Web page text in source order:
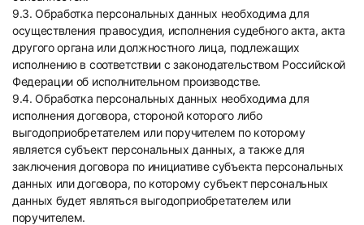
9.3. Обработка персональных данных необходима для
осуществления правосудия, исполнения судебного акта, акта
другого органа или должностного лица, подлежащих
исполнению в соответствии с законодательством Российской
Федерации об исполнительном производстве.
9.4. Обработка персональных данных необходима для
исполнения договора, стороной которого либо
выгодоприобретателем или поручителем по которому
является субъект персональных данных, а также для
заключения договора по инициативе субъекта персональных
данных или договора, по которому субъект персональных
данных будет являться выгодоприобретателем или
поручителем.